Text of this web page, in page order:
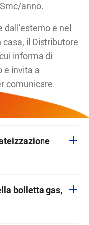
anno.
e nel
casa, il Distributore
informa di
e invita a
comunicare
bolletta gas,